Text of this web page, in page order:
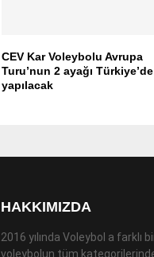
CEV Kar Voleybolu Avrupa
Turu’nun 2 ayağı Türkiye’de
yapılacak
HAKKIMIZDA
2016 yılında Voleybol a
voleybolun tüm